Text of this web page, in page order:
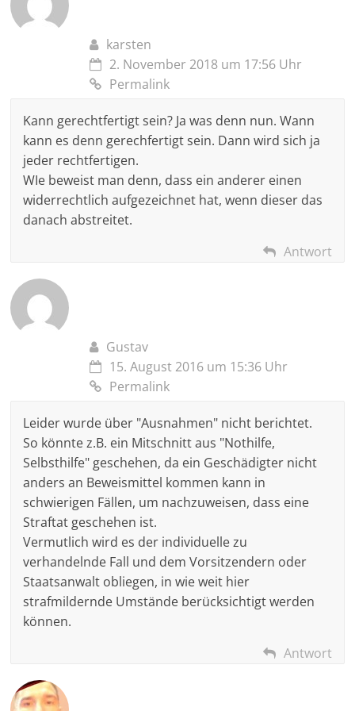
karsten
2. November 2018 um 17:56 Uhr
Permalink
Kann gerechtfertigt sein? Ja was denn nun. Wann
kann es denn gerechfertigt sein. Dann wird sich ja
jeder rechtfertigen.
WIe beweist man denn, dass ein anderer einen
widerrechtlich aufgezeichnet hat, wenn dieser das
danach abstreitet.
Antwort
Gustav
15. August 2016 um 15:36 Uhr
Permalink
Leider wurde über "Ausnahmen" nicht berichtet.
So könnte z.B. ein Mitschnitt aus "Nothilfe,
Selbsthilfe" geschehen, da ein Geschädigter nicht
anders an Beweismittel kommen kann in
schwierigen Fällen, um nachzuweisen, dass eine
Straftat geschehen ist.
Vermutlich wird es der individuelle zu
verhandelnde Fall und dem Vorsitzendern oder
Staatsanwalt obliegen, in wie weit hier
strafmildernde Umstände berücksichtigt werden
können.
Antwort